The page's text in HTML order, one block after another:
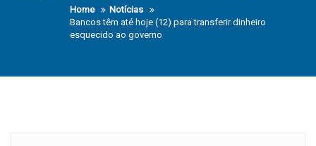
Home
Notícias
Bancos têm até hoje (12) para transferir dinheiro
esquecido ao governo